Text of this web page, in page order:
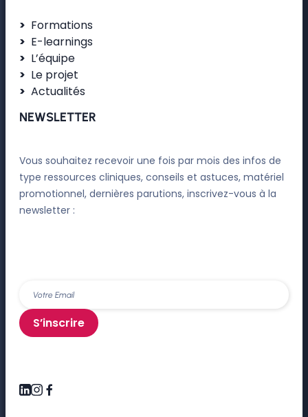
Formations
E-learnings
L’équipe
Le projet
Actualités
NEWSLETTER
Vous souhaitez recevoir une fois par mois des infos de
type ressources cliniques, conseils et astuces, matériel
promotionnel, dernières parutions, inscrivez-vous à la
newsletter :
S’inscrire